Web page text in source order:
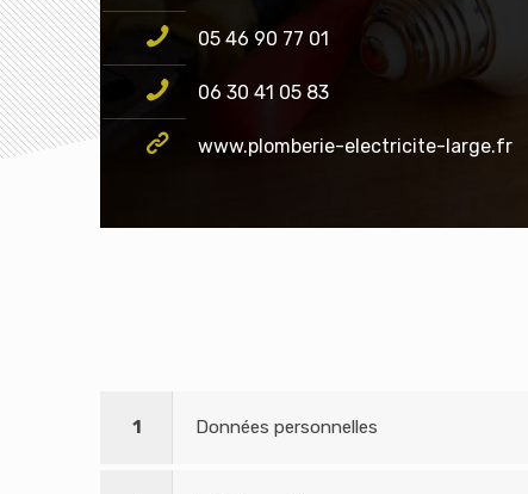
05 46 90 77 01
06 30 41 05 83
www.plomberie-electricite-large.fr
1 Données personnelles